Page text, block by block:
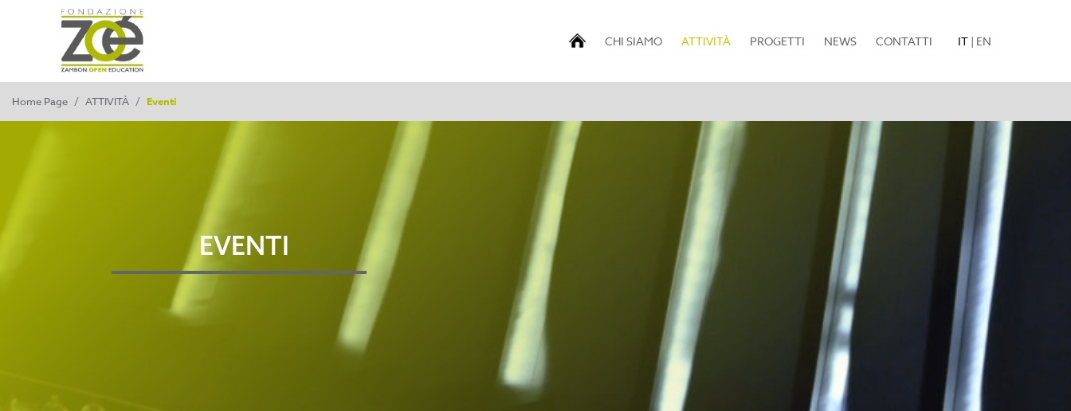
CHI SIAMO ATTIVITÀ(current)PROGETTI NEWS CONTATTI IT | EN
Home Page / ATTIVITÀ / Eventi
EVENTI